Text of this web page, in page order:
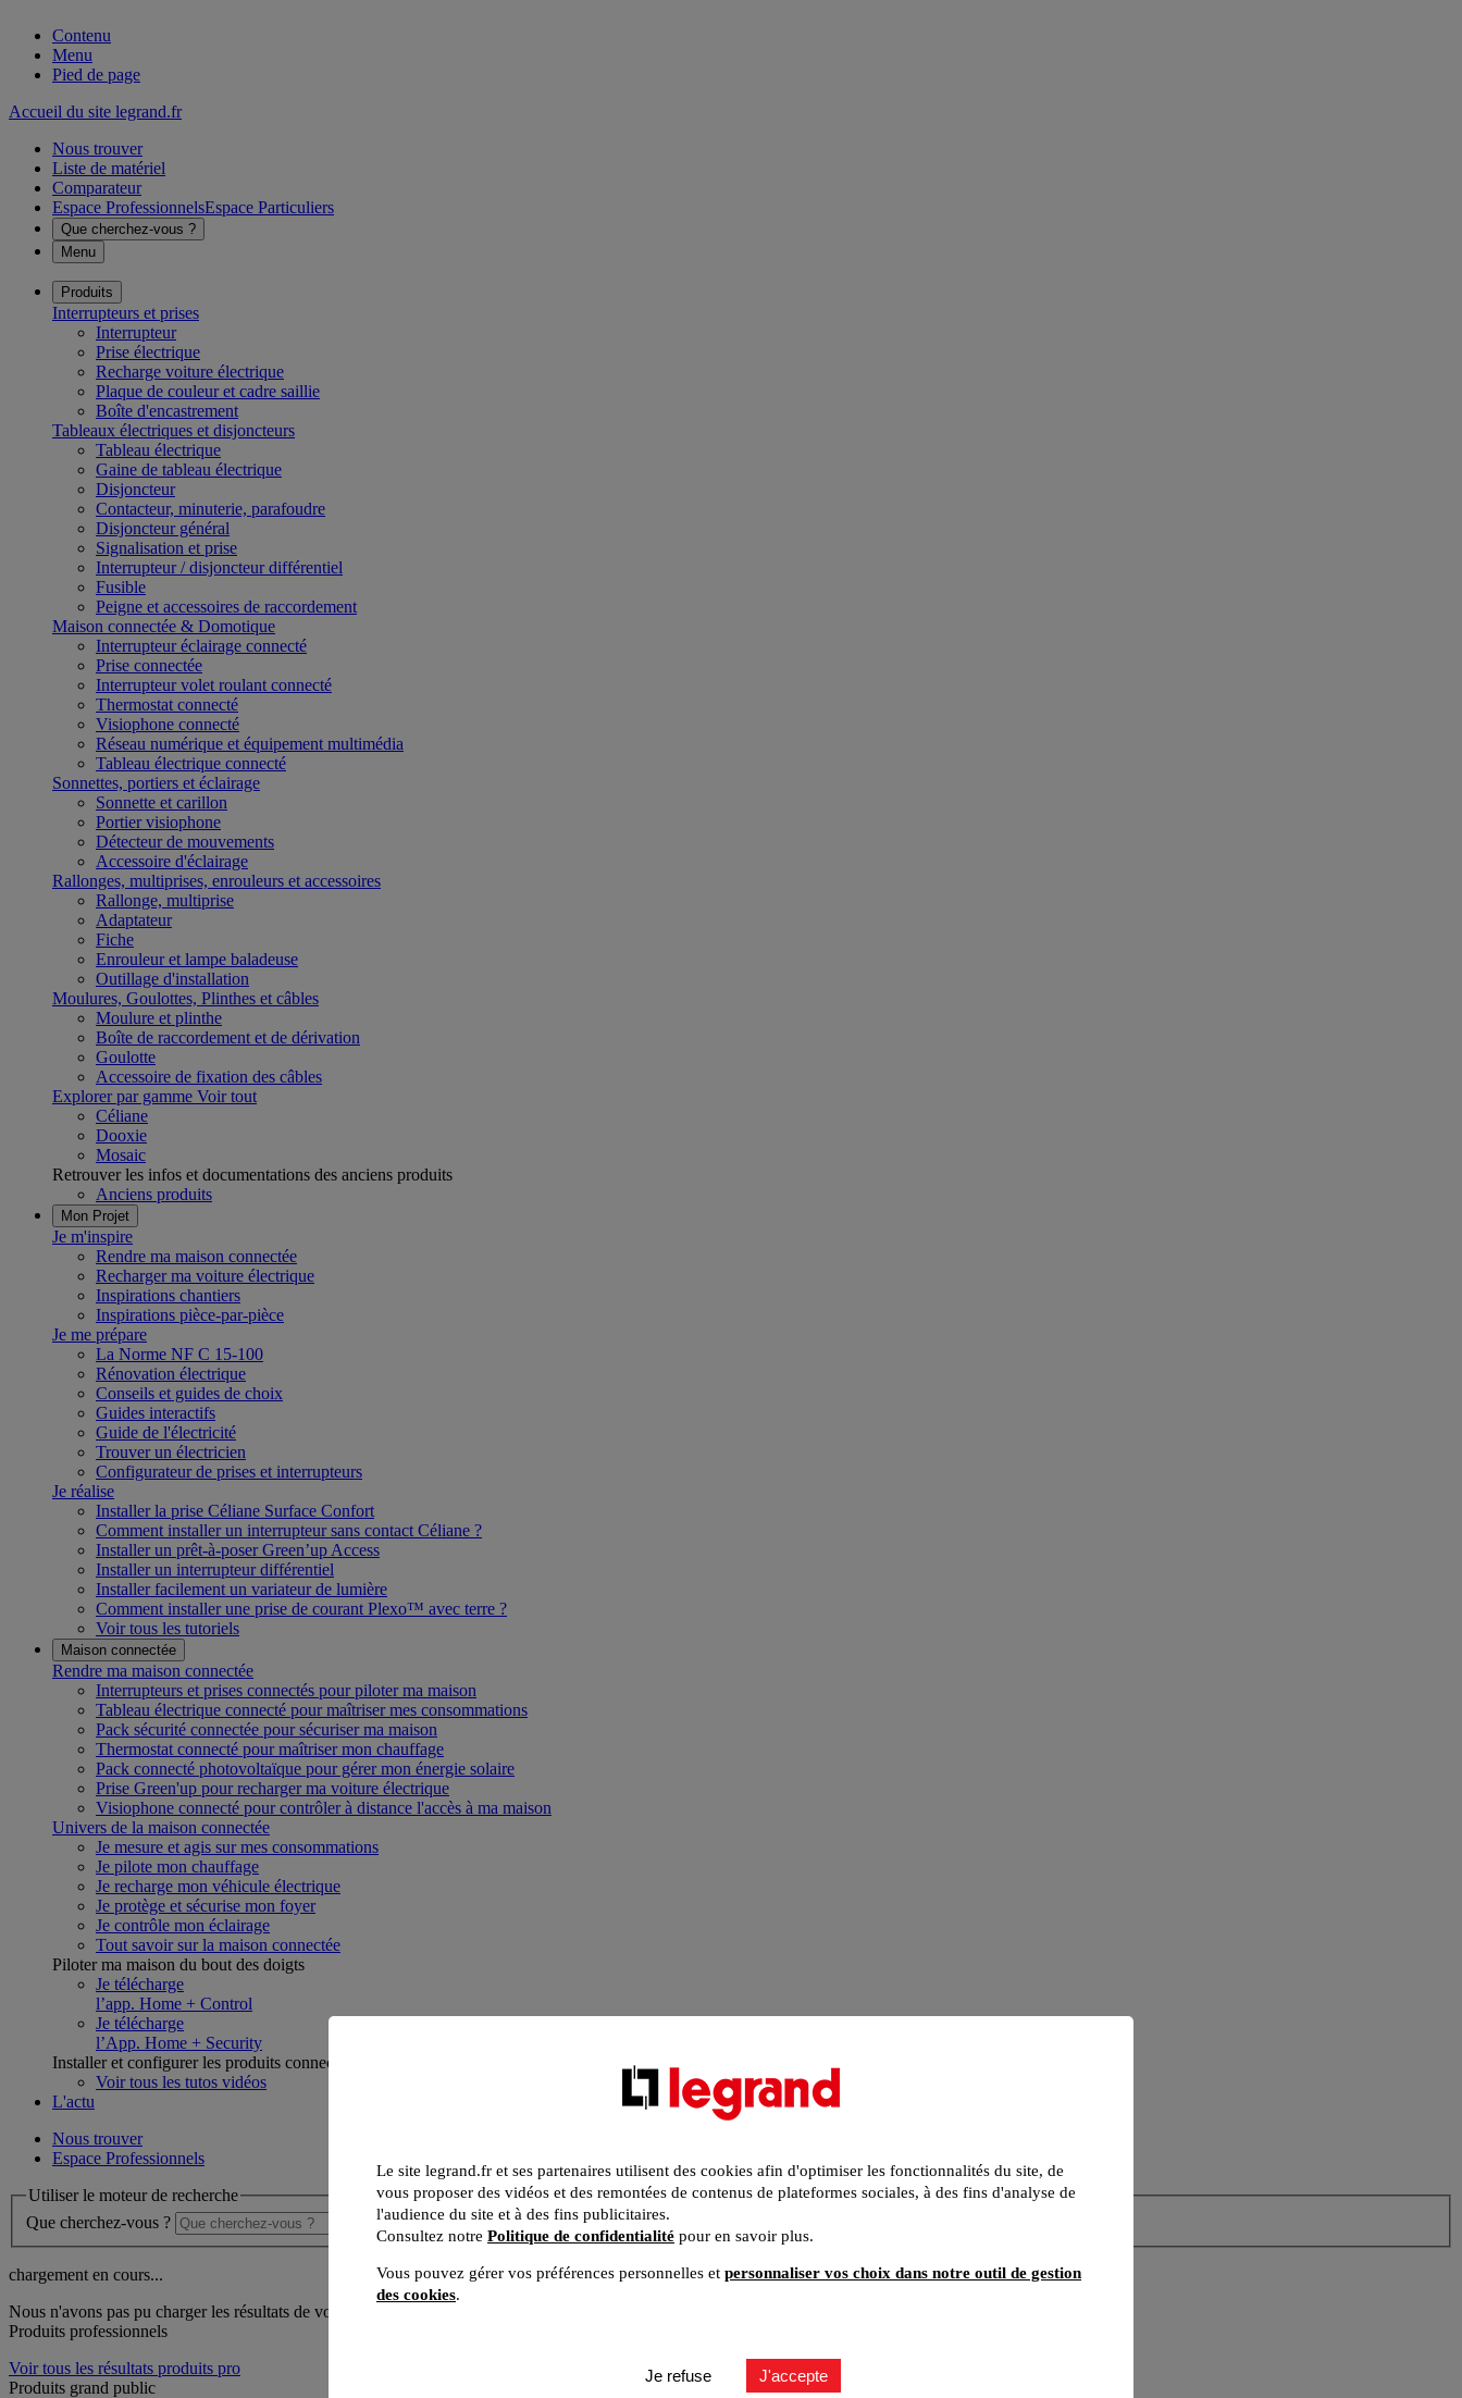
Contenu
Menu
Pied de page
Accueil du site legrand.fr
Nous trouver
Liste de matériel
Comparateur
Espace ProfessionnelsEspace Particuliers
Que cherchez-vous ?
Menu
Produits
Interrupteurs et prises
Interrupteur
Prise électrique
Recharge voiture électrique
Plaque de couleur et cadre saillie
Boîte d'encastrement
Tableaux électriques et disjoncteurs
Tableau électrique
Gaine de tableau électrique
Disjoncteur
Contacteur, minuterie, parafoudre
Disjoncteur général
Signalisation et prise
Interrupteur / disjoncteur différentiel
Fusible
Peigne et accessoires de raccordement
Maison connectée & Domotique
Interrupteur éclairage connecté
Prise connectée
Interrupteur volet roulant connecté
Thermostat connecté
Visiophone connecté
Réseau numérique et équipement multimédia
Tableau électrique connecté
Sonnettes, portiers et éclairage
Sonnette et carillon
Portier visiophone
Détecteur de mouvements
Accessoire d'éclairage
Rallonges, multiprises, enrouleurs et accessoires
Rallonge, multiprise
Adaptateur
Fiche
Enrouleur et lampe baladeuse
Outillage d'installation
Moulures, Goulottes, Plinthes et câbles
Moulure et plinthe
Boîte de raccordement et de dérivation
Goulotte
Accessoire de fixation des câbles
Explorer par gamme Voir tout
Céliane
Dooxie
Mosaic
Retrouver les infos et documentations des anciens produits
Anciens produits
Mon Projet
Je m'inspire
Rendre ma maison connectée
Recharger ma voiture électrique
Inspirations chantiers
Inspirations pièce-par-pièce
Je me prépare
La Norme NF C 15-100
Rénovation électrique
Conseils et guides de choix
Guides interactifs
Guide de l'électricité
Trouver un électricien
Configurateur de prises et interrupteurs
Je réalise
Installer la prise Céliane Surface Confort
Comment installer un interrupteur sans contact Céliane ?
Installer un prêt-à-poser Green’up Access
Installer un interrupteur différentiel
Installer facilement un variateur de lumière
Comment installer une prise de courant Plexo™ avec terre ?
Voir tous les tutoriels
Maison connectée
Rendre ma maison connectée
Interrupteurs et prises connectés pour piloter ma maison
Tableau électrique connecté pour maîtriser mes consommations
Pack sécurité connectée pour sécuriser ma maison
Thermostat connecté pour maîtriser mon chauffage
Pack connecté photovoltaïque pour gérer mon énergie solaire
Prise Green'up pour recharger ma voiture électrique
Visiophone connecté pour contrôler à distance l'accès à ma maison
Univers de la maison connectée
Je mesure et agis sur mes consommations
Je pilote mon chauffage
Je recharge mon véhicule électrique
Je protège et sécurise mon foyer
Je contrôle mon éclairage
Tout savoir sur la maison connectée
Piloter ma maison du bout des doigts
Je télécharge
l’app. Home + Control
Je télécharge
l’App. Home + Security
Installer et configurer les produits connectés
Voir tous les tutos vidéos
L'actu
Nous trouver
Espace Professionnels
Utiliser le moteur de recherche
Que cherchez-vous ?
chargement en cours...
Nous n'avons pas pu charger les résultats de votre recherche
Produits professionnels
Voir tous les résultats produits pro
Produits grand public
Le site legrand.fr et ses partenaires utilisent des cookies afin d'optimiser les fonctionnalités du site, de
vous proposer des vidéos et des remontées de contenus de plateformes sociales, à des fins d'analyse de
l'audience du site et à des fins publicitaires.
Consultez notre Politique de confidentialité pour en savoir plus.
Vous pouvez gérer vos préférences personnelles et personnaliser vos choix dans notre outil de gestion
des cookies.
Je refuse J'accepte